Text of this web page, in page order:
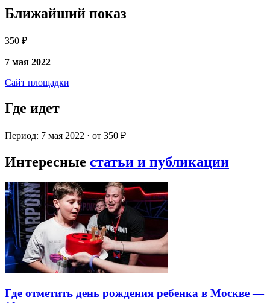
Ближайший показ
350 ₽
7 мая 2022
Сайт площадки
Где идет
Период: 7 мая 2022 · от 350 ₽
Интересные статьи и публикации
Где отметить день рождения ребенка в Москве —